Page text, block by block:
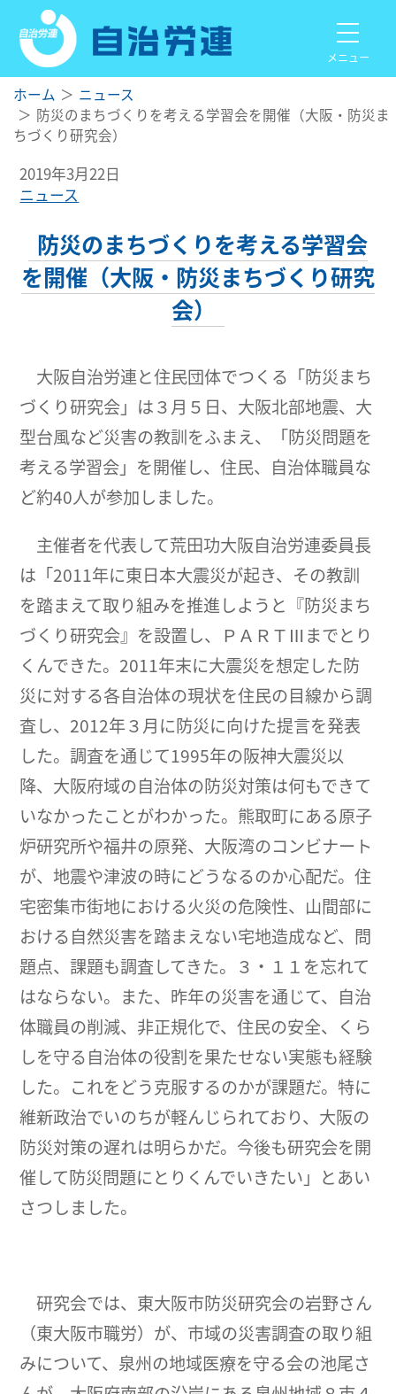
メニュー
ホーム
ニュース
防災のまちづくりを考える学習会を開催（大阪・防災ま
ちづくり研究会）
2019年3月22日
ニュース
防災のまちづくりを考える学習会
を開催（大阪・防災まちづくり研究
会）
大阪自治労連と住民団体でつくる「防災まち
づくり研究会」は３月５日、大阪北部地震、大
型台風など災害の教訓をふまえ、「防災問題を
考える学習会」を開催し、住民、自治体職員な
ど約40人が参加しました。
主催者を代表して荒田功大阪自治労連委員長
は「2011年に東日本大震災が起き、その教訓
を踏まえて取り組みを推進しようと『防災まち
づくり研究会』を設置し、ＰＡＲＴⅢまでとり
くんできた。2011年末に大震災を想定した防
災に対する各自治体の現状を住民の目線から調
査し、2012年３月に防災に向けた提言を発表
した。調査を通じて1995年の阪神大震災以
降、大阪府域の自治体の防災対策は何もできて
いなかったことがわかった。熊取町にある原子
炉研究所や福井の原発、大阪湾のコンビナート
が、地震や津波の時にどうなるのか心配だ。住
宅密集市街地における火災の危険性、山間部に
おける自然災害を踏まえない宅地造成など、問
題点、課題も調査してきた。３・１１を忘れて
はならない。また、昨年の災害を通じて、自治
体職員の削減、非正規化で、住民の安全、くら
しを守る自治体の役割を果たせない実態も経験
した。これをどう克服するのかが課題だ。特に
維新政治でいのちが軽んじられており、大阪の
防災対策の遅れは明らかだ。今後も研究会を開
催して防災問題にとりくんでいきたい」とあい
さつしました。
研究会では、東大阪市防災研究会の岩野さん
（東大阪市職労）が、市域の災害調査の取り組
みについて、泉州の地域医療を守る会の池尾さ